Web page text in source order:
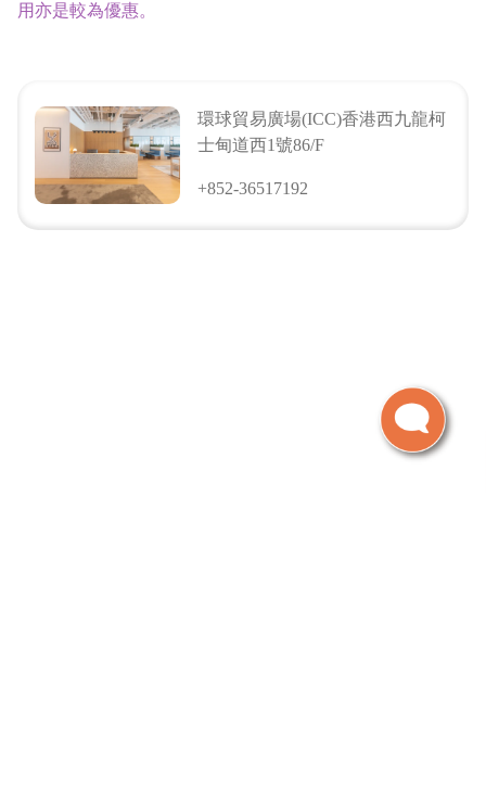
用亦是較為優惠。
環球貿易廣場(ICC)香港西九龍柯
士甸道西1號86/F
+852-36517192